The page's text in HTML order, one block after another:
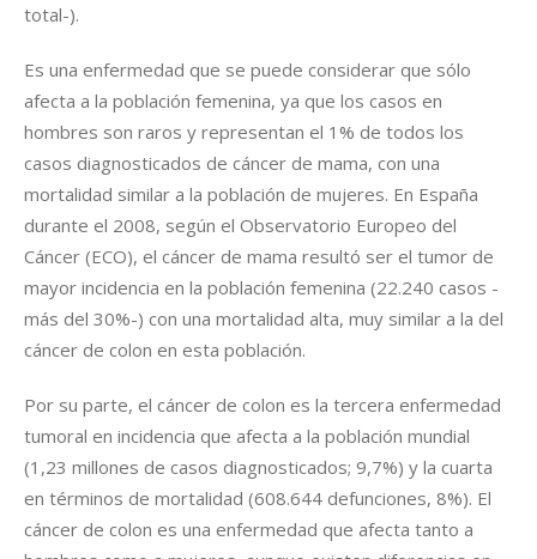
total-).
Es una enfermedad que se puede considerar que sólo
afecta a la población femenina, ya que los casos en
hombres son raros y representan el 1% de todos los
casos diagnosticados de cáncer de mama, con una
mortalidad similar a la población de mujeres. En España
durante el 2008, según el Observatorio Europeo del
Cáncer (ECO), el cáncer de mama resultó ser el tumor de
mayor incidencia en la población femenina (22.240 casos -
más del 30%-) con una mortalidad alta, muy similar a la del
cáncer de colon en esta población.
Por su parte, el cáncer de colon es la tercera enfermedad
tumoral en incidencia que afecta a la población mundial
(1,23 millones de casos diagnosticados; 9,7%) y la cuarta
en términos de mortalidad (608.644 defunciones, 8%). El
cáncer de colon es una enfermedad que afecta tanto a